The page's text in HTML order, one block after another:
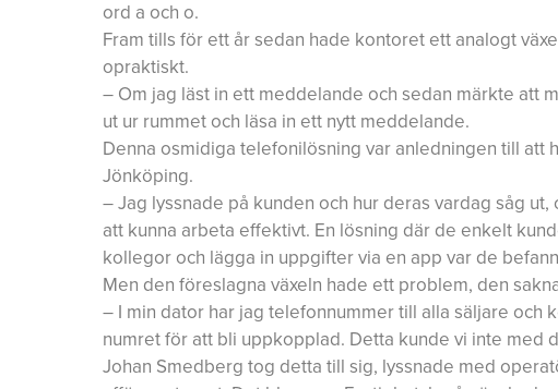
ord a och o.
Fram tills för ett år sedan hade kontoret ett analogt
opraktiskt.
– Om jag läst in ett meddelande och sedan märkte att
ut ur rummet och läsa in ett nytt meddelande.
Denna osmidiga telefonilösning var anledningen till att
Jönköping.
– Jag lyssnade på kunden och hur deras vardag såg
att kunna arbeta effektivt. En lösning där de enkelt
kollegor och lägga in uppgifter via en app var de
Men den föreslagna växeln hade ett problem, den
– I min dator har jag telefonnummer till alla säljare och
numret för att bli uppkopplad. Detta kunde vi inte med
Johan Smedberg tog detta till sig, lyssnade med